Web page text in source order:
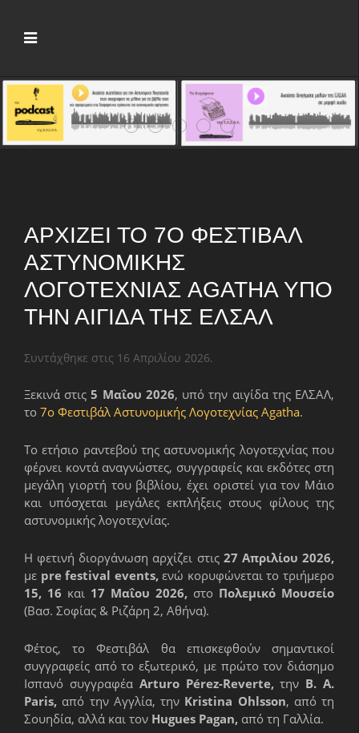
Νέος πρόεδρος της ΕΛΣΑΛ ο Άγγελος
Crime Fiction Stories V: Πέντε
Αρχίζει το 7ο Φεστιβάλ
Παρουσιάζονται οι
Το 1ο «Crime Fiction
ΑΡΧΊΖΕΙ ΤΟ 7Ο ΦΕΣΤΙΒΆΛ
ΑΣΤΥΝΟΜΙΚΉΣ
ΛΟΓΟΤΕΧΝΊΑΣ AGATHA ΥΠΌ
ΤΗΝ ΑΙΓΊΔΑ ΤΗΣ ΕΛΣΑΛ
Συντάχθηκε στις 16 Απριλίου 2026.
Ξεκινά στις5 Μαΐου 2026, υπό την αιγίδα της ΕΛΣΑΛ,
το 7ο Φεστιβάλ Αστυνομικής Λογοτεχνίας Agatha.
Το ετήσιο ραντεβού της αστυνομικής λογοτεχνίας που
φέρνει κοντά αναγνώστες, συγγραφείς και εκδότες στη
μεγάλη γιορτή του βιβλίου, έχει οριστεί για τον Μάιο
και υπόσχεται μεγάλες εκπλήξεις στους φίλους της
αστυνομικής λογοτεχνίας.
Η φετινή διοργάνωση αρχίζει στις 27 Απριλίου 2026,
με pre festival events,ενώ κορυφώνεται το τριήμερο
15, 16 και 17 Μαΐου 2026, στο Πολεμικό Μουσείο
(Βασ. Σοφίας & Ριζάρη 2, Αθήνα).
Φέτος, το Φεστιβάλ θα επισκεφθούν σημαντικοί
συγγραφείς από το εξωτερικό, με πρώτο τον διάσημο
Ισπανό συγγραφέα Arturo Pérez-Reverte,την B. A.
Paris, από την Αγγλία, την Kristina Ohlsson, από τη
Σουηδία, αλλά και τον Hugues Pagan, από τη Γαλλία.